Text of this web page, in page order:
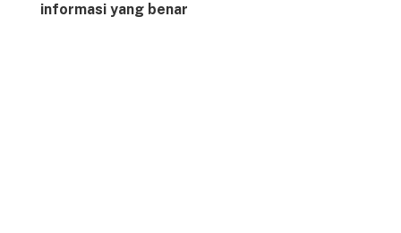
informasi yang benar